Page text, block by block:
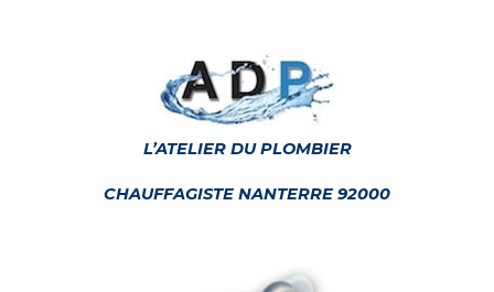
L’ATELIER DU PLOMBIER
CHAUFFAGISTE NANTERRE 92000